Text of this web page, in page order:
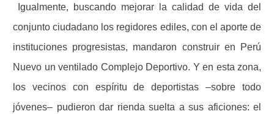
Igualmente, buscando mejorar la calidad de vida del
conjunto ciudadano los regidores ediles, con el aporte de
instituciones progresistas, mandaron construir en Perú
Nuevo un ventilado Complejo Deportivo. Y en esta zona,
los vecinos con espíritu de deportistas –sobre todo
jóvenes– pudieron dar rienda suelta a sus aficiones: el